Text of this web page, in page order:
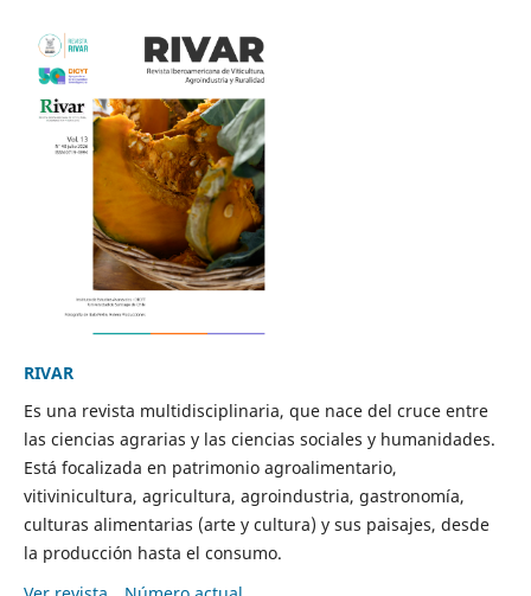
RIVAR
Es una revista multidisciplinaria, que nace del cruce entre
las ciencias agrarias y las ciencias sociales y humanidades.
Está focalizada en patrimonio agroalimentario,
vitivinicultura, agricultura, agroindustria, gastronomía,
culturas alimentarias (arte y cultura) y sus paisajes, desde
la producción hasta el consumo.